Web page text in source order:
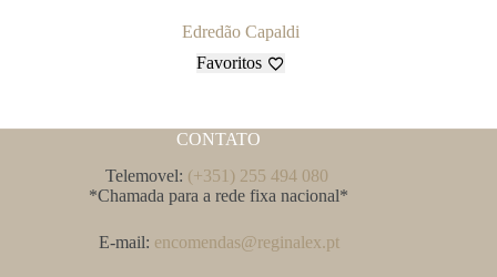
Edredão Capaldi
Favoritos
CONTATO
Telemovel: (+351) 255 494 080
*Chamada para a rede fixa nacional*
E-mail: encomendas@reginalex.pt